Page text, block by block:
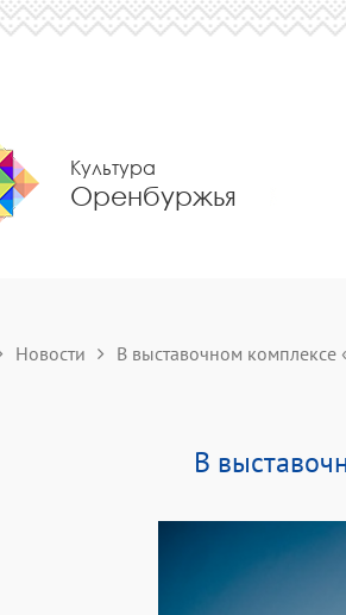
Культура
Оренбуржья
Новости В выставочном комплексе
В